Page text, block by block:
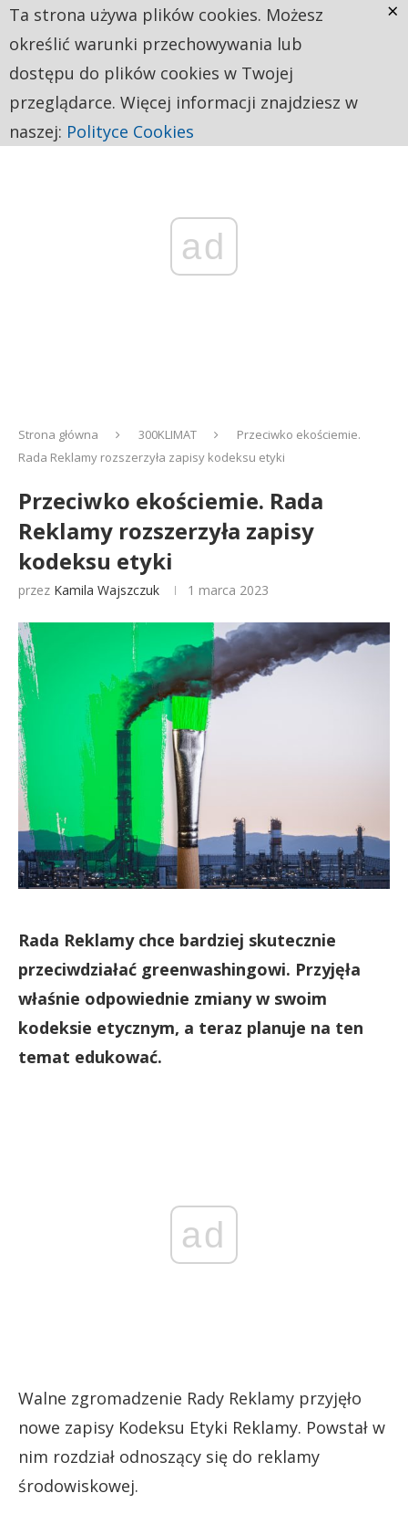
ad
Strona główna 300KLIMAT
Przeciwko ekościemie.
Rada Reklamy rozszerzyła zapisy kodeksu etyki
Przeciwko ekościemie. Rada
Reklamy rozszerzyła zapisy
kodeksu etyki
przez Kamila Wajszczuk 1 marca 2023
Rada Reklamy chce bardziej skutecznie
przeciwdziałać greenwashingowi. Przyjęła
właśnie odpowiednie zmiany w swoim
kodeksie etycznym, a teraz planuje na ten
temat edukować.
ad
Walne zgromadzenie Rady Reklamy przyjęło
nowe zapisy Kodeksu Etyki Reklamy. Powstał w
nim rozdział odnoszący się do reklamy
środowiskowej.
Ta strona używa plików cookies. Możesz
określić warunki przechowywania lub
dostępu do plików cookies w Twojej
przeglądarce. Więcej informacji znajdziesz w
naszej: Polityce Cookies
×